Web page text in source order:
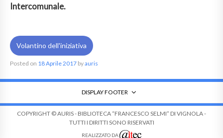
Intercomunale.
Volantino dell'iniziativa
Posted on 18 Aprile 2017 byauris
DISPLAY FOOTER
COPYRIGHT © AURIS - BIBLIOTECA “FRANCESCO SELMI” DI VIGNOLA -
TUTTI I DIRITTI SONO RISERVATI
REALIZZATO DA